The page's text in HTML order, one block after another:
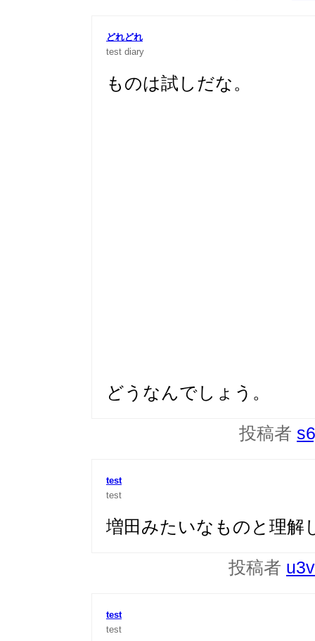
どれどれ
test diary
ものは試しだな。
どうなんでしょう。
投稿者
test
test
増田みたいなものと理解
投稿者
test
test